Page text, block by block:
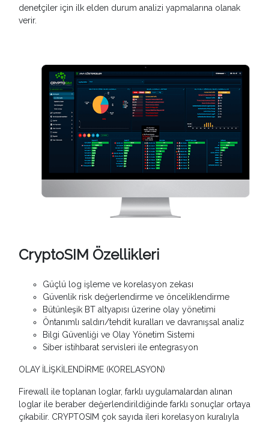
denetçiler için ilk elden durum analizi yapmalarına olanak
verir.
CryptoSIM Özellikleri
Güçlü log işleme ve korelasyon zekası
Güvenlik risk değerlendirme ve önceliklendirme
Bütünleşik BT altyapısı üzerine olay yönetimi
Öntanımlı saldırı/tehdit kuralları ve davranışsal analiz
Bilgi Güvenliği ve Olay Yönetim Sistemi
Siber istihbarat servisleri ile entegrasyon
OLAY İLİŞKİLENDİRME (KORELASYON)
Firewall ile toplanan loglar, farklı uygulamalardan alınan
loglar ile beraber değerlendirildiğinde farklı sonuçlar ortaya
çıkabilir. CRYPTOSIM çok sayıda ileri korelasyon kuralıyla